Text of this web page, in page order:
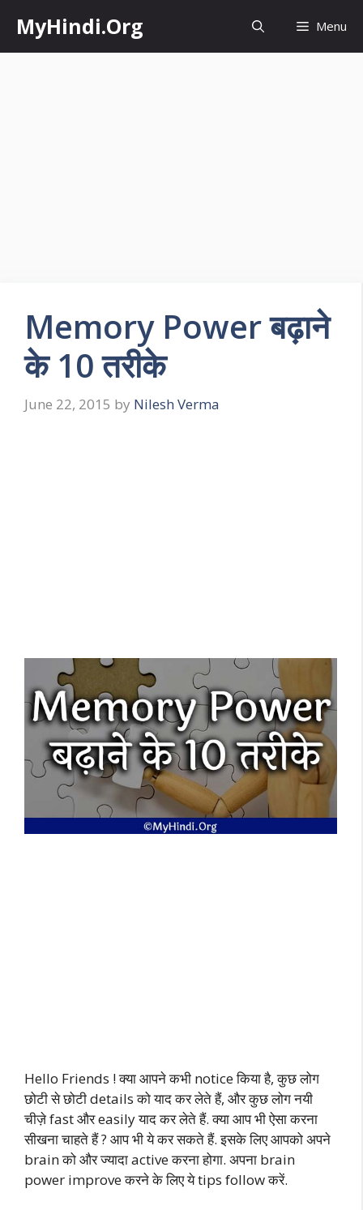
content
MyHindi.Org Menu
Memory Power बढ़ाने
के 10 तरीके
June 22, 2015 by Nilesh Verma
Hello Friends ! क्या आपने कभी notice किया है, कुछ लोग
छोटी से छोटी details को याद कर लेते हैं, और कुछ लोग नयी
चीज़े fast और easily याद कर लेते हैं. क्या आप भी ऐसा करना
सीखना चाहते हैं ? आप भी ये कर सकते हैं. इसके लिए आपको अपने
brain को और ज्यादा active करना होगा. अपना brain
power improve करने के लिए ये tips follow करें.